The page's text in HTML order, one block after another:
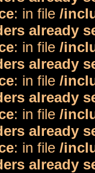
: in file /
already
: in file /
already
: in file /
already
: in file /
already
: in file /
already